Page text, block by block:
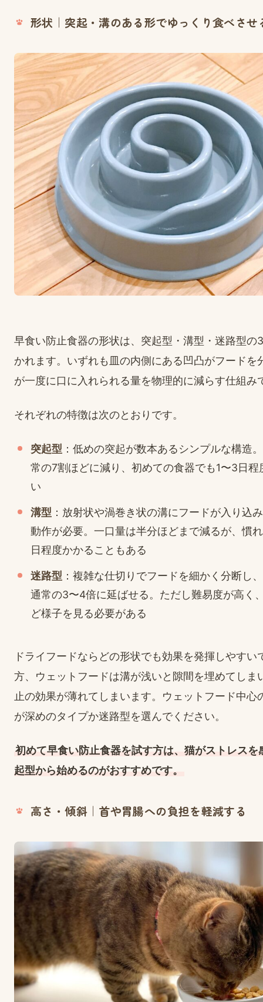
形状｜突起・溝のある形でゆっくり食べさせ
早食い防止食器の形状は、突起型・溝型・迷路型の
かれます。いずれも皿の内側にある凹凸がフードを
が一度に口に入れられる量を物理的に減らす仕組み
それぞれの特徴は次のとおりです。
突起型 ：低めの突起が数本あるシンプルな構造
常の7割ほどに減り、初めての食器でも1〜3日程
い
溝型 ：放射状や渦巻き状の溝にフードが入り込
動作が必要。一口量は半分ほどまで減るが、慣
日程度かかることもある
迷路型 ：複雑な仕切りでフードを細かく分断し
通常の3〜4倍に延ばせる。ただし難易度が高く
ど様子を見る必要がある
ドライフードならどの形状でも効果を発揮しやすい
方、ウェットフードは溝が浅いと隙間を埋めてしま
止の効果が薄れてしまいます。ウェットフード中心
が深めのタイプか迷路型を選んでください。
初めて早食い防止食器を試す方は、猫がストレスを
起型から始めるのがおすすめです。
高さ・傾斜｜首や胃腸への負担を軽減する